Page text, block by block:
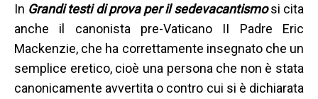
In Grandi testi di prova per il sedevacantismosi cita
anche il canonista pre-Vaticano II Padre Eric
Mackenzie, che ha correttamente insegnato che un
semplice eretico, cioè una persona che non è stata
canonicamente avvertita o contro cui si è dichiarata